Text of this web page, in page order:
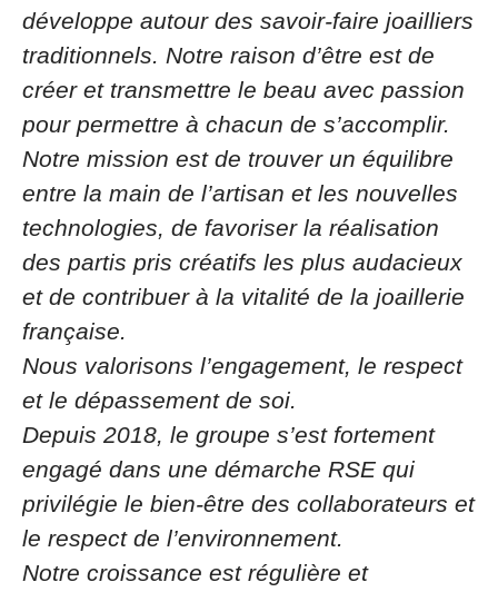
développe autour des savoir-faire joailliers
traditionnels. Notre raison d’être est de
créer et transmettre le beau avec passion
pour permettre à chacun de s’accomplir.
Notre mission est de trouver un équilibre
entre la main de l’artisan et les nouvelles
technologies, de favoriser la réalisation
des partis pris créatifs les plus audacieux
et de contribuer à la vitalité de la joaillerie
française.
Nous valorisons l’engagement, le respect
et le dépassement de soi.
Depuis 2018, le groupe s’est fortement
engagé dans une démarche RSE qui
privilégie le bien-être des collaborateurs et
le respect de l’environnement.
Notre croissance est régulière et